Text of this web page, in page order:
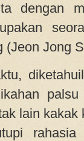
dengan
(Jeon Jong
lain